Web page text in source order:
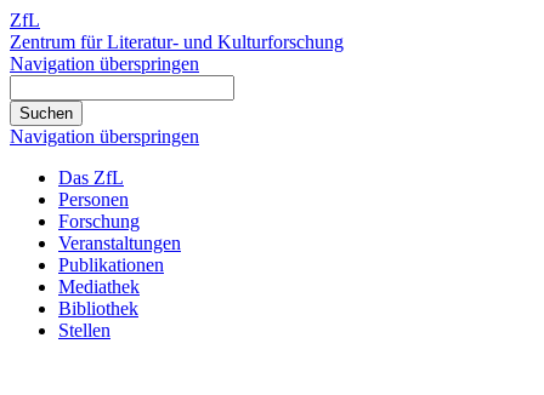
ZfL
Zentrum für Literatur- und Kulturforschung
Navigation überspringen
Navigation überspringen
Das ZfL
Personen
Forschung
Veranstaltungen
Publikationen
Mediathek
Bibliothek
Stellen